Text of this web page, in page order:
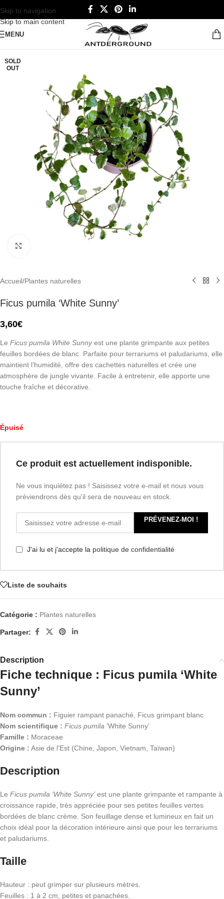
Skip to navigation
Skip to main content
MENU
SOLD
OUT
Accueil/Plantes naturelles
Ficus pumila ‘White Sunny’
3,60€
Le Ficus pumila White Sunnyest une plante grimpante aux petites
feuilles bordées de blanc. Parfaite pour terrariums et paludariums, elle
maintient l’humidité, offre des cachettes naturelles et crée une
atmosphère de jungle vivante. Facile à entretenir, elle apporte une
touche fraîche et décorative.
Épuisé
Ce produit est actuellement indisponible.
Ne vous inquiétez pas ! Saisissez votre e-mail et nous vous
préviendrons dès qu'il sera de nouveau en stock.
PRÉVENEZ-MOI !
J'ai lu et j'accepte la politique de confidentialité
Liste de souhaits
Catégorie : Plantes naturelles
Partager:
Description
Fiche technique : Ficus pumila ‘White
Sunny’
Nom commun : Figuier rampant panaché, Ficus grimpant blanc
Nom scientifique : Ficus pumila ‘White Sunny’
Famille : Moraceae
Origine : Asie de l’Est (Chine, Japon, Vietnam, Taïwan)
Description
Le Ficus pumila ‘White Sunny’est une plante grimpante et rampante à
croissance rapide, très appréciée pour ses petites feuilles vertes
bordées de blanc crème. Son feuillage dense et lumineux en fait un
choix idéal pour la décoration intérieure ainsi que pour les terrariums
et paludariums.
Taille
Hauteur : peut grimper sur plusieurs mètres.
Feuilles : 1 à 2 cm, petites et panachées.